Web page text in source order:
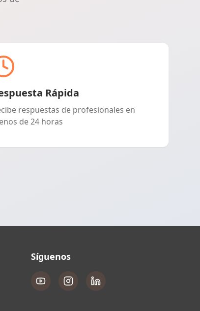
Rápida
respuestas de profesionales en
de 24 horas
Síguenos